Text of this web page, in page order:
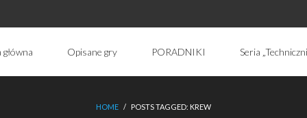
Opisane gry PORADNIKI Seria
HOME / POSTS TAGGED: KREW